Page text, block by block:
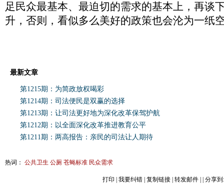
足民众最基本、最迫切的需求的基本上，再谈
升，否则，看似多么美好的政策也会沦为一纸
最新文章
第1215期：为简政放权喝彩
第1214期：司法便民是双赢的选择
第1213期：让司法更好地为深化改革保驾护航
第1212期：以全面深化改革推进教育公平
第1211期：两高报告：亲民的司法让人期待
热词： 公共卫生 公厕 苍蝇标准 民众需求
打印 我要纠错 复制链接 转发邮件 | 分享到: